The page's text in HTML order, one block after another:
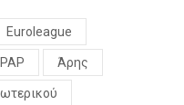
Euroleague
Άρης